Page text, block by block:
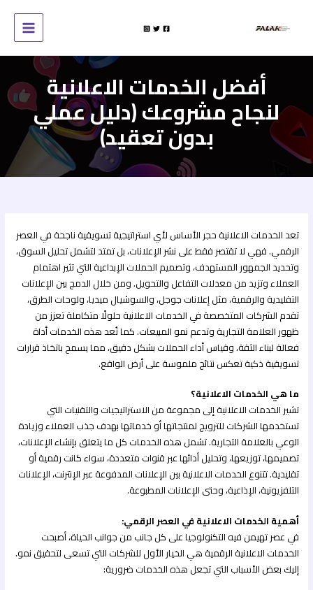
أفضل الخدمات الاعلانية
لنجاح مشروعك (دليل عملي
بدون تعقيد)
تعد الخدمات الاعلانية حجر الأساس لأي استراتيجية تسويقية ناجحة في العصر
الرقمي. فهي لا تقتصر فقط على نشر الإعلانات، بل تمتد لتشمل تحليل السوق،
وتحديد الجمهور المستهدف، وتصميم الحملات الإبداعية التي تثير اهتمام
العملاء وتزيد من معدلات التفاعل والتحويل. ومن خلال الدمج بين الإعلانات
التقليدية والرقمية، مثل إعلانات جوجل، والسوشيال ميديا، ولوحات الطرق،
تقدم الشركات المتخصصة في الخدمات الاعلانية حلولًا متكاملة تعزز من
ظهور العلامة التجارية وتدعم نمو المبيعات. كما تُعد هذه الخدمات أداة
فعالة لبناء الثقة، وقياس أداء الحملات بشكل دقيق، مما يسمح باتخاذ قرارات
تسويقية ذكية تعكس نتائج ملموسة على أرض الواقع.
ما هي الخدمات الاعلانية؟
تشير الخدمات الاعلانية إلى مجموعة من الاستراتيجيات والتقنيات التي
تستخدمها الشركات للترويج لمنتجاتها أو خدماتها بهدف جذب العملاء وزيادة
الوعي بالعلامة التجارية. تشمل هذه الخدمات كل ما يتعلق بإنشاء الإعلانات،
تصميمها، توزيعها، وتحليل أدائها عبر قنوات متعددة، سواء كانت رقمية أو
تقليدية. تتنوع الخدمات الاعلانية بين الإعلانات المدفوعة عبر الإنترنت، الإعلانات
التلفزيونية، الإذاعية، وحتى الإعلانات المطبوعة.
أهمية الخدمات الاعلانية في العصر الرقمي:
في عصر تهيمن فيه التكنولوجيا على كل جانب من جوانب الحياة، أصبحت
الخدمات الاعلانية الرقمية هي الخيار الأول للشركات التي تسعى لتحقيق نمو.
إليك بعض الأسباب التي تجعل هذه الخدمات ضرورية: